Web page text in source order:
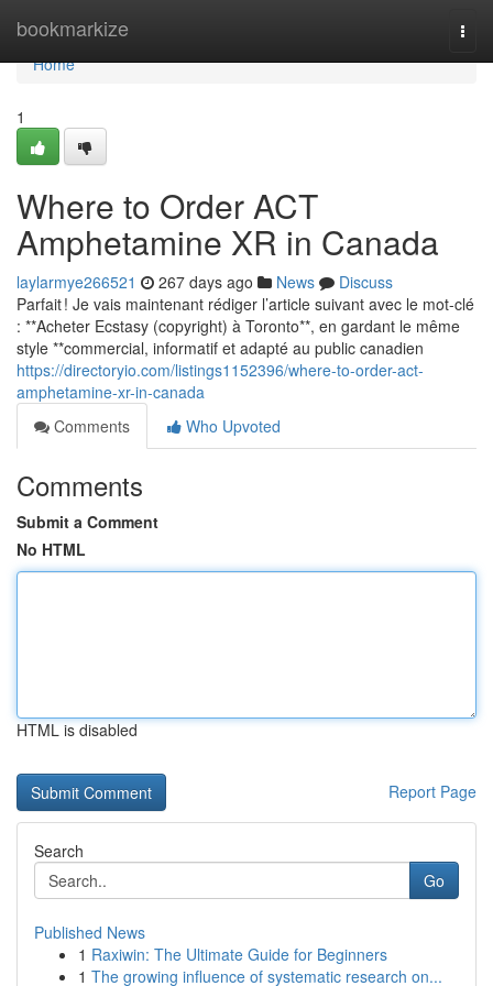
bookmarkize
Home
Home
1
Where to Order ACT
Amphetamine XR in Canada
laylarmye266521 267 days ago News
Discuss
Parfait ! Je vais maintenant rédiger l’article suivant avec le mot-clé
: **Acheter Ecstasy (copyright) à Toronto**, en gardant le même
style **commercial, informatif et adapté au public canadien
https://directoryio.com/listings1152396/where-to-order-act-
amphetamine-xr-in-canada
Comments
Who Upvoted
Comments
Submit a Comment
No HTML
HTML is disabled
Report Page
Search
Go
Published News
1 Raxiwin: The Ultimate Guide for Beginners
1 The growing influence of systematic research on...